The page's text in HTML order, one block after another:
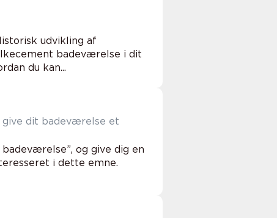
udvikling af
badeværelse i dit
du kan...
give dit badeværelse et
og give dig en
i dette emne.